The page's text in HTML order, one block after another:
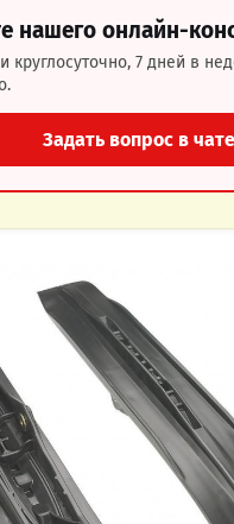
нашего онлайн-
круглосуточно, 7 дней в
Задать вопрос в чате